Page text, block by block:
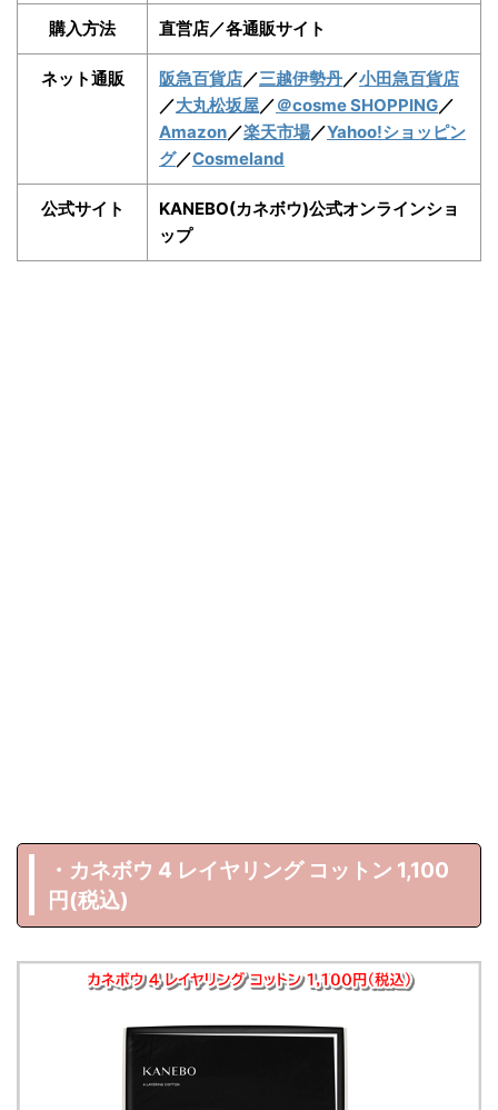
購入方法 直営店／各通販サイト
ネット通販 阪急百貨店／三越伊勢丹／小田急百貨店
／大丸松坂屋／＠cosme SHOPPING／
Amazon／楽天市場／Yahoo!ショッピン
グ／Cosmeland
公式サイト
KANEBO(カネボウ)公式オンラインショ
ップ
・カネボウ 4 レイヤリング コットン 1,100
円(税込)